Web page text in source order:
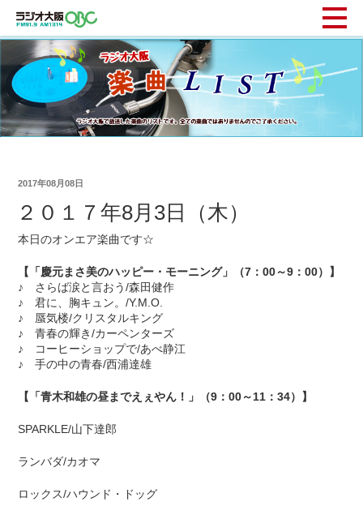
2017年08月08日
２０１７年8月3日（木）
本日のオンエア楽曲です☆
【「慶元まさ美のハッピー・モーニング」（7：00～9：00）】
♪ さらば涙と言おう/森田健作
♪ 君に、胸キュン。/Y.M.O.
♪ 蜃気楼/クリスタルキング
♪ 青春の輝き/カーペンターズ
♪ コーヒーショップで/あべ静江
♪ 手の中の青春/西浦達雄
【「青木和雄の昼までえぇやん！」（9：00～11：34）】
SPARKLE/山下達郎
ランバダ/カオマ
ロックス/ハウンド・ドッグ